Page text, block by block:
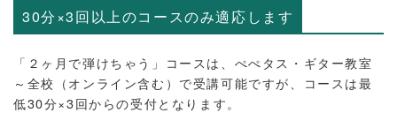
30分×3回以上のコースのみ適応します
「２ヶ月で弾けちゃう」コースは、ぺぺタス・ギター教室
～全校（オンライン含む）で受講可能ですが、コースは最
低30分×3回からの受付となります。